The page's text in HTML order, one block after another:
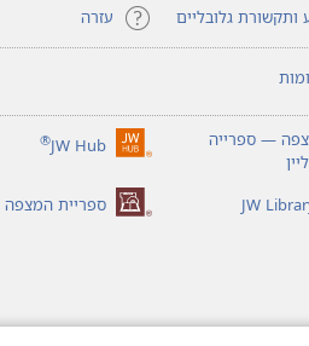
ותקשורת גלובליים
עזרה
— ספרייה
JW Hub
®
(פותח
חדש)
ספריית המצפה